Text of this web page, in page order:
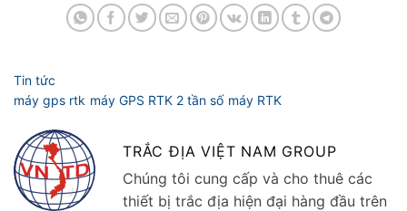
TRẮC ĐỊA VIỆT NAM GROUP
Chúng tôi cung cấp và cho thuê các
thiết bị trắc địa hiện đại hàng đầu trên